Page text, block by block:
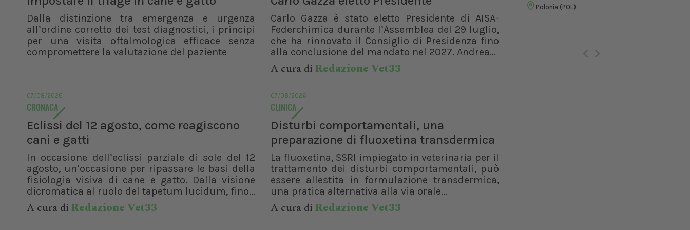
Dalla distinzione tra emergenza e urgenza
all’ordine corretto dei test diagnostici, i principi
per una visita oftalmologica efficace senza
compromettere la valutazione del paziente
Carlo Gazza è stato eletto Presidente di AISA-
Federchimica durante l’Assemblea del 29 luglio,
che ha rinnovato il Consiglio di Presidenza fino
alla conclusione del mandato nel 2027. Andrea...
A cura di Redazione Vet33
07/08/2026
CRONACA
Eclissi del 12 agosto, come reagiscono
cani e gatti
In occasione dell’eclissi parziale di sole del 12
agosto, un’occasione per ripassare le basi della
fisiologia visiva di cane e gatto. Dalla visione
dicromatica al ruolo del tapetum lucidum, fino...
A cura di Redazione Vet33
07/08/2026
CLINICA
Disturbi comportamentali, una
preparazione di fluoxetina transdermica
La fluoxetina, SSRI impiegato in veterinaria per il
trattamento dei disturbi comportamentali, può
essere allestita in formulazione transdermica,
una pratica alternativa alla via orale...
A cura di Redazione Vet33
Bologna (BO)
Polonia (POL)